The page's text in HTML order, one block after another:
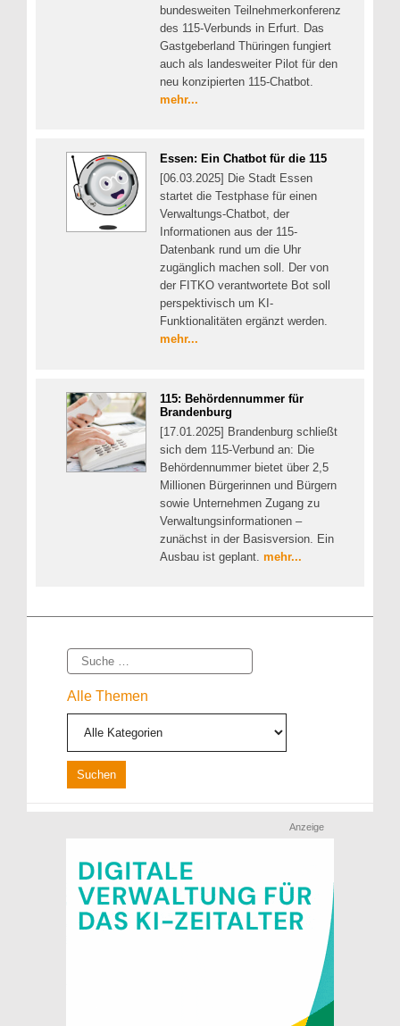
bundesweiten Teilnehmerkonferenz
des 115-Verbunds in Erfurt. Das
Gastgeberland Thüringen fungiert
auch als landesweiter Pilot für den
neu konzipierten 115-Chatbot.
mehr...
Essen: Ein Chatbot für die 115
[06.03.2025] Die Stadt Essen
startet die Testphase für einen
Verwaltungs-Chatbot, der
Informationen aus der 115-
Datenbank rund um die Uhr
zugänglich machen soll. Der von
der FITKO verantwortete Bot soll
perspektivisch um KI-
Funktionalitäten ergänzt werden.
mehr...
115: Behördennummer für
Brandenburg
[17.01.2025] Brandenburg schließt
sich dem 115-Verbund an: Die
Behördennummer bietet über 2,5
Millionen Bürgerinnen und Bürgern
sowie Unternehmen Zugang zu
Verwaltungsinformationen –
zunächst in der Basisversion. Ein
Ausbau ist geplant. mehr...
Suche
Alle Themen
Anzeige